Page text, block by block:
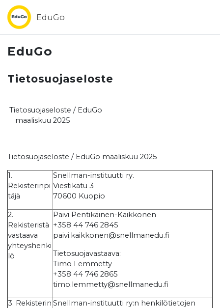
Siirry pääsisältöön
EduGo
EduGo
Tietosuojaseloste
Tietosuojaseloste / EduGo
maaliskuu 2025
Tietosuojaseloste / EduGo maaliskuu 2025
1.
Rekisterinpi
täjä
Snellman-instituutti ry.
Viestikatu 3
70600 Kuopio
2.
Rekisteristä
vastaava
yhteyshenki
lö
Päivi Pentikäinen-Kaikkonen
+358 44 746 2845
paivi.kaikkonen@snellmanedu.fi
Tietosuojavastaava:
Timo Lemmetty
+358 44 746 2865
timo.lemmetty@snellmanedu.fi
3. Rekisterin Snellman-instituutti ry:n henkilötietojen